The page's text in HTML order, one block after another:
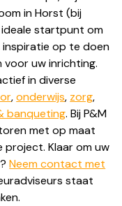
in Horst (bij
ideale startpunt om
inspiratie op te doen
voor uw inrichting.
in diverse
,onderwijs, zorg,
banqueting. Bij P&M
met op maat
Klaar om uw
Neem contact met
staat